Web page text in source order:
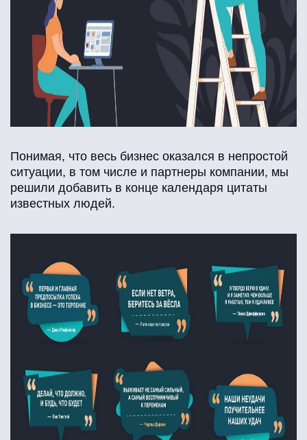
Понимая, что весь бизнес оказался в непростой
ситуации, в том числе и партнеры компании, мы
решили добавить в конце календаря цитаты
известных людей.